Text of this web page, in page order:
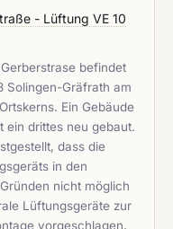
- Lüftung VE 10
befindet
Solingen-Gräfrath am
Ein Gebäude
ein drittes neu gebaut.
dass die
in den
nicht möglich
Lüftungsgeräte zur
vorgeschlagen,